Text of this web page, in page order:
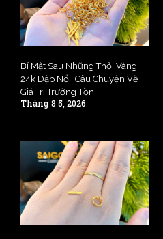
Bí Mật Sau Những Thỏi Vàng
24k Dập Nổi: Câu Chuyện Về
Giá Trị Trường Tồn
Tháng 8 5, 2026